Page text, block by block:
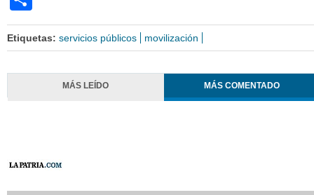
Etiquetas: servicios públicos movilización
MÁS LEÍDO MÁS COMENTADO